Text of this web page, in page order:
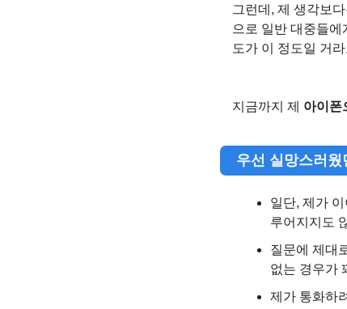
그런데, 제 생각보
으로 일반 대중들
도가 이 정도일 거
지금까지 제 아이폰
우선 실망스러
일단, 제가
루어지지도
질문에 제대
없는 경우가
제가 통화하